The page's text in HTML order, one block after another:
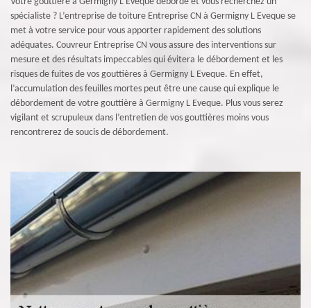
spécialiste ? L’entreprise de toiture Entreprise CN à Germigny L Eveque se
met à votre service pour vous apporter rapidement des solutions
adéquates. Couvreur Entreprise CN vous assure des interventions sur
mesure et des résultats impeccables qui évitera le débordement et les
risques de fuites de vos gouttières à Germigny L Eveque. En effet,
l’accumulation des feuilles mortes peut être une cause qui explique le
débordement de votre gouttière à Germigny L Eveque. Plus vous serez
vigilant et scrupuleux dans l’entretien de vos gouttières moins vous
rencontrerez de soucis de débordement.